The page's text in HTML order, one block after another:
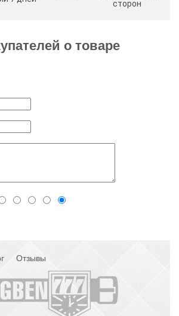
сторон
о товаре
Отзывы